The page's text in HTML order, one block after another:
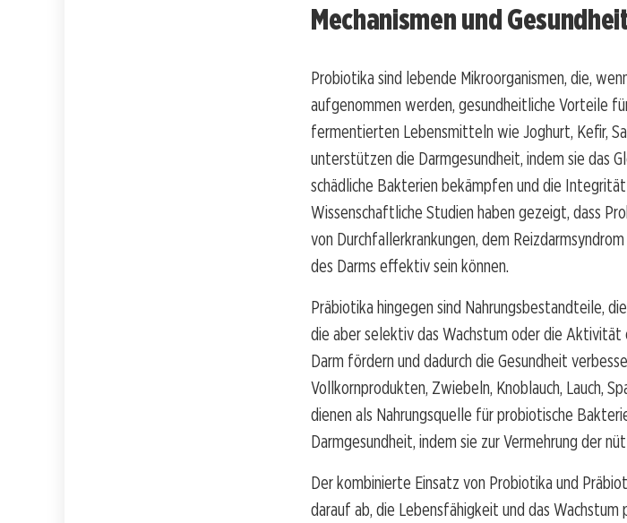
Mechanismen und
Probiotika sind lebende Mikroorganismen, die,
aufgenommen werden, gesundheitliche Vorteile
fermentierten Lebensmitteln wie Joghurt, Kefir,
unterstützen die Darmgesundheit, indem sie das
schädliche Bakterien bekämpfen und die
Wissenschaftliche Studien haben gezeigt, dass
von Durchfallerkrankungen, dem
des Darms effektiv sein können.
Präbiotika hingegen sind Nahrungsbestandteile,
die aber selektiv das Wachstum oder die
Darm fördern und dadurch die Gesundheit
Vollkornprodukten, Zwiebeln, Knoblauch, Lauch,
dienen als Nahrungsquelle für probiotische
Darmgesundheit, indem sie zur Vermehrung der
Der kombinierte Einsatz von Probiotika und
darauf ab, die Lebensfähigkeit und das